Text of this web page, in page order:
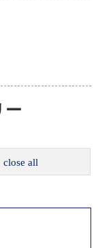
ー
close all